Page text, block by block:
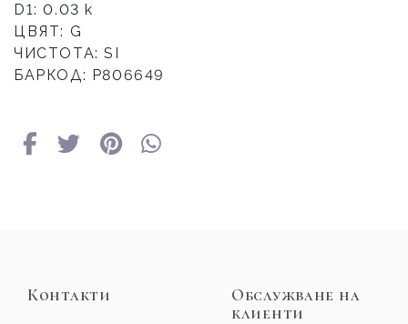
D1: 0.03 к
ЦВЯТ: G
ЧИСТОТА: SI
БАРКОД: Р806649
Контакти
Обслужване на
клиенти